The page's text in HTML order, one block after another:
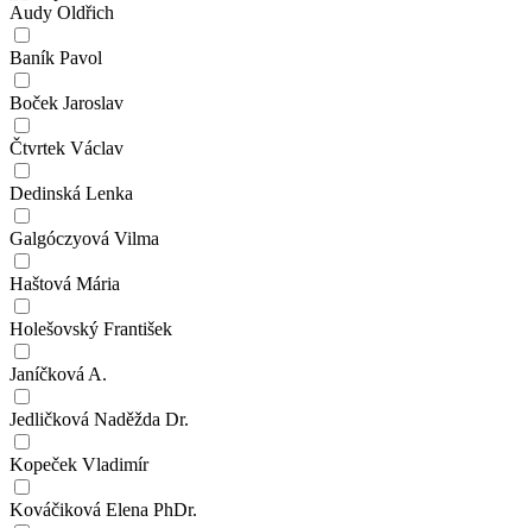
Audy Oldřich
Baník Pavol
Boček Jaroslav
Čtvrtek Václav
Dedinská Lenka
Galgóczyová Vilma
Haštová Mária
Holešovský František
Janíčková A.
Jedličková Naděžda Dr.
Kopeček Vladimír
Kováčiková Elena PhDr.